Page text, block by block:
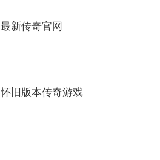
最新传奇官网
怀旧版本传奇游戏